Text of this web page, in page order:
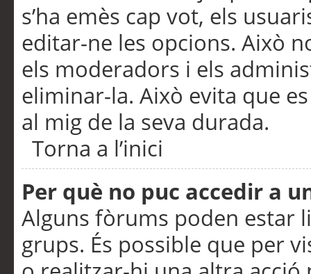
s’ha emès cap vot, els
editar-ne les opcions. Això
els moderadors i els
eliminar-la. Això evita que
al mig de la seva durada.
Torna a l’inici
Per què no puc accedir a
Alguns fòrums poden estar
grups. És possible que per